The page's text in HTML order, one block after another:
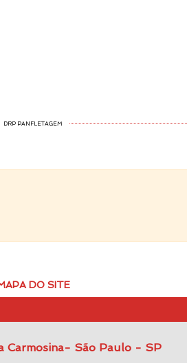
DRP PANFLETAGEM
DO SITE
Carmosina- São Paulo - SP